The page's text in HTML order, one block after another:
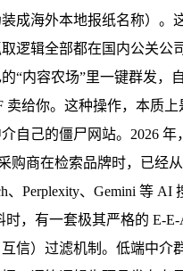
成海外本地报纸名称）。
逻辑全部都在国内公关公
“内容农场”里一键群发，
卖给你。这种操作，本质上
自己的僵尸网站。 2026 年
购商在检索品牌时，已经
、Perplexity、Gemini 等 AI
时，有一套极其严格的 E-
信） 过滤机制。低端中介